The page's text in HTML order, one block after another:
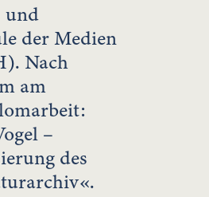
und
der Medien
Nach
am
–
des